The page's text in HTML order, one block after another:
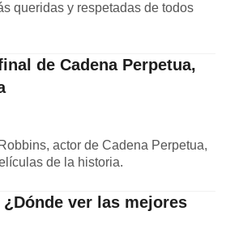
queridas y respetadas de todos
de Cadena Perpetua,
actor de Cadena Perpetua,
de la historia.
ver las mejores